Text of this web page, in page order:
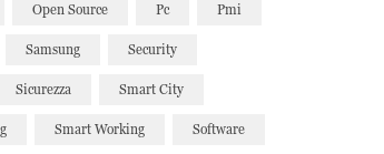
Open Source Pc Pmi
Samsung Security
Sicurezza Smart City
Smart Working Software